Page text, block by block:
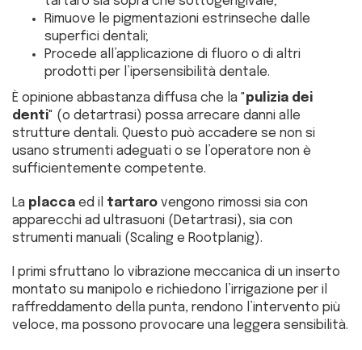
Rimuove le pigmentazioni estrinseche dalle
superfici dentali;
Procede all’applicazione di fluoro o di altri
prodotti per l’ipersensibilità dentale.
È opinione abbastanza diffusa che la "pulizia dei
denti" (o detartrasi) possa arrecare danni alle
strutture dentali. Questo può accadere se non si
usano strumenti adeguati o se l’operatore non è
sufficientemente competente.
La placca ed il tartaro vengono rimossi sia con
apparecchi ad ultrasuoni (Detartrasi), sia con
strumenti manuali (Scaling e Rootplanig).
I primi sfruttano lo vibrazione meccanica di un inserto
montato su manipolo e richiedono l’irrigazione per il
raffreddamento della punta, rendono l’intervento più
veloce, ma possono provocare una leggera sensibilità.